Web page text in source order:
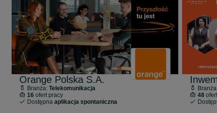
Orange Polska S.A.
Branża: Telekomunikacja
16 ofert pracy
Dostępna aplikacja spontaniczna
48